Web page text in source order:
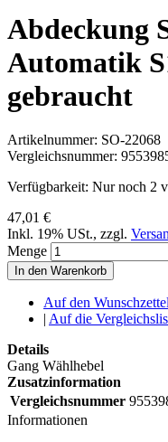
Abdeckung
Automatik
gebraucht
Artikelnummer: SO-22068
Vergleichsnummer:
Verfügbarkeit: Nur noch 2
47,01 €
Inkl. 19% USt., zzgl.
Menge
In den Warenkorb
Auf den Wunschzettel
| Auf die
Details
Gang Wählhebel
Zusatzinformation
Vergleichsnummer
Informationen